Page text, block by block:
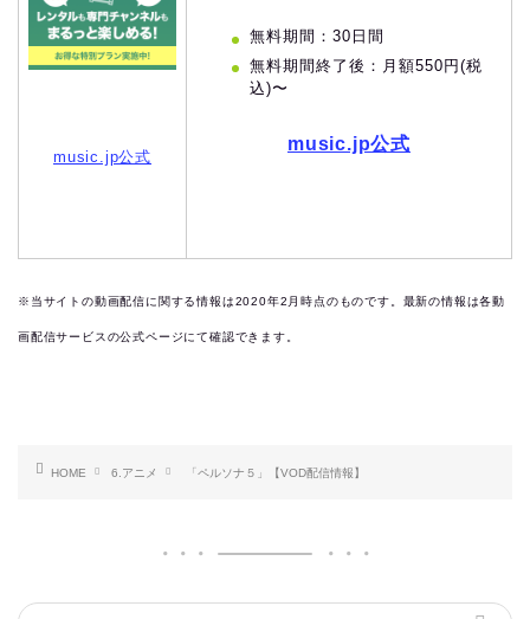
music.jp公式
無料期間：30日間
無料期間終了後：月額550円(税
込)〜
music.jp公式
※当サイトの動画配信に関する情報は2020年2月時点のものです。最新の情報は各動
画配信サービスの公式ページにて確認できます。
HOME 6.アニメ 「ペルソナ５」【VOD配信情報】